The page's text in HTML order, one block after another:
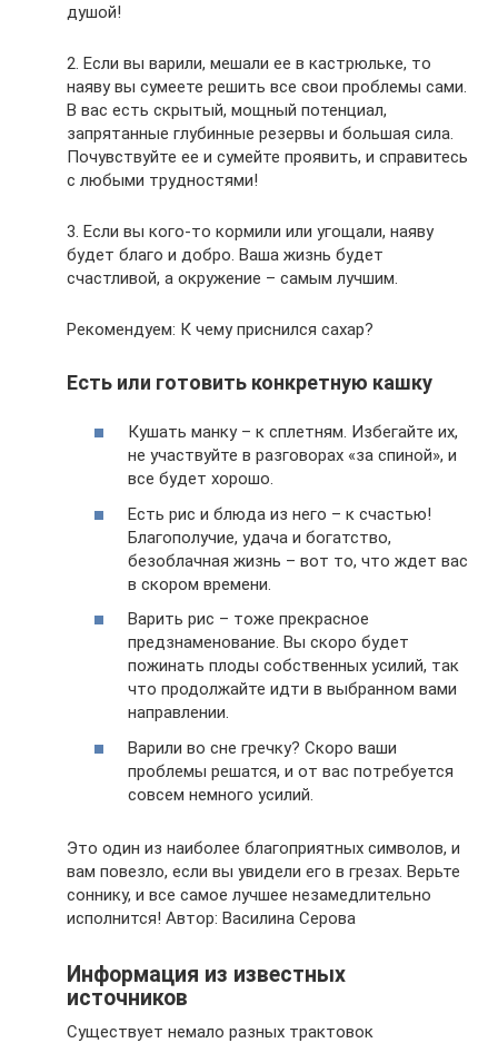
душой!
2. Если вы варили, мешали ее в кастрюльке, то
наяву вы сумеете решить все свои проблемы сами.
В вас есть скрытый, мощный потенциал,
запрятанные глубинные резервы и большая сила.
Почувствуйте ее и сумейте проявить, и справитесь
с любыми трудностями!
3. Если вы кого-то кормили или угощали, наяву
будет благо и добро. Ваша жизнь будет
счастливой, а окружение – самым лучшим.
Рекомендуем: К чему приснился сахар?
Есть или готовить конкретную кашку
Кушать манку – к сплетням. Избегайте их,
не участвуйте в разговорах «за спиной», и
все будет хорошо.
Есть рис и блюда из него – к счастью!
Благополучие, удача и богатство,
безоблачная жизнь – вот то, что ждет вас
в скором времени.
Варить рис – тоже прекрасное
предзнаменование. Вы скоро будет
пожинать плоды собственных усилий, так
что продолжайте идти в выбранном вами
направлении.
Варили во сне гречку? Скоро ваши
проблемы решатся, и от вас потребуется
совсем немного усилий.
Это один из наиболее благоприятных символов, и
вам повезло, если вы увидели его в грезах. Верьте
соннику, и все самое лучшее незамедлительно
исполнится! Автор: Василина Серова
Информация из известных
источников
Существует немало разных трактовок